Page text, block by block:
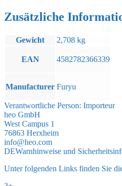
Zusätzliche
Gewicht 2,708 kg
EAN 4582782366339
Manufacturer Furyu
Verantwortliche Person: Importeur
heo GmbH
West Campus 1
76863 Herxheim
info@heo.com
DEWarnhinweise und
Unter folgenden Links finden Sie